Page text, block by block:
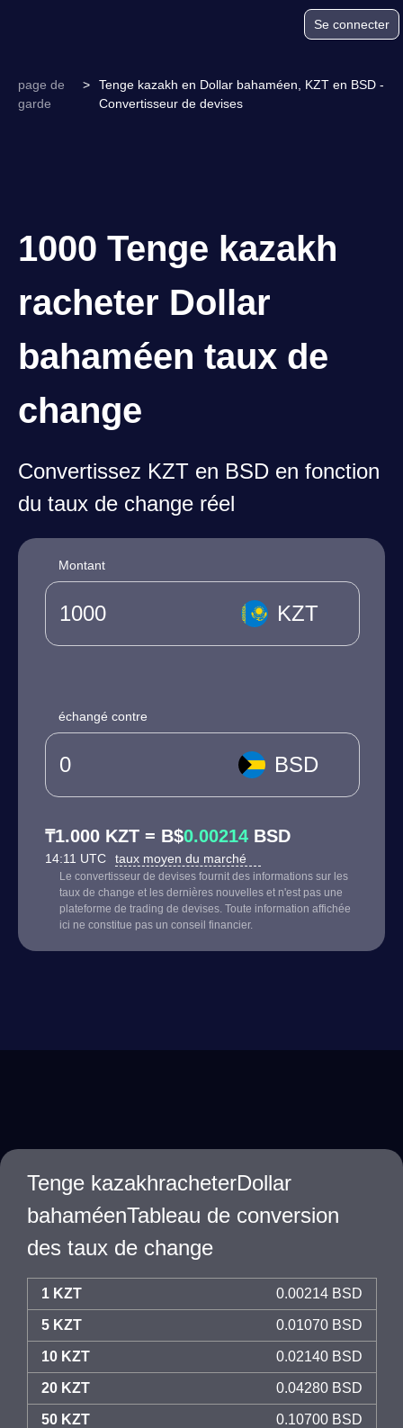
Se connecter
page de
garde
>
Tenge kazakh en Dollar bahaméen, KZT en BSD -
Convertisseur de devises
1000 Tenge kazakh
racheter Dollar
bahaméen taux de
change
Convertissez KZT en BSD en fonction
du taux de change réel
Montant
KZT
échangé contre
BSD
₸1.000 KZT = B$0.00214 BSD
14:11 UTC taux moyen du marché
Le convertisseur de devises fournit des informations sur les
taux de change et les dernières nouvelles et n'est pas une
plateforme de trading de devises. Toute information affichée
ici ne constitue pas un conseil financier.
Tenge kazakhracheterDollar
bahaméenTableau de conversion
des taux de change
1 KZT 0.00214 BSD
5 KZT 0.01070 BSD
10 KZT 0.02140 BSD
20 KZT 0.04280 BSD
50 KZT 0.10700 BSD